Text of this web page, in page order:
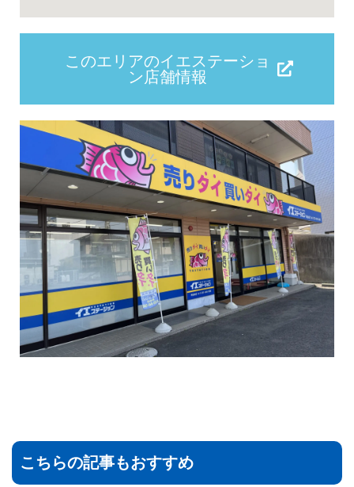
このエリアのイエステーショ
ン店舗情報
こちらの記事もおすすめ